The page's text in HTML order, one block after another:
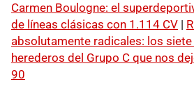
Carmen Boulogne: el
de líneas clásicas con 1.114 CV |
absolutamente radicales: los
herederos del Grupo C que nos
90